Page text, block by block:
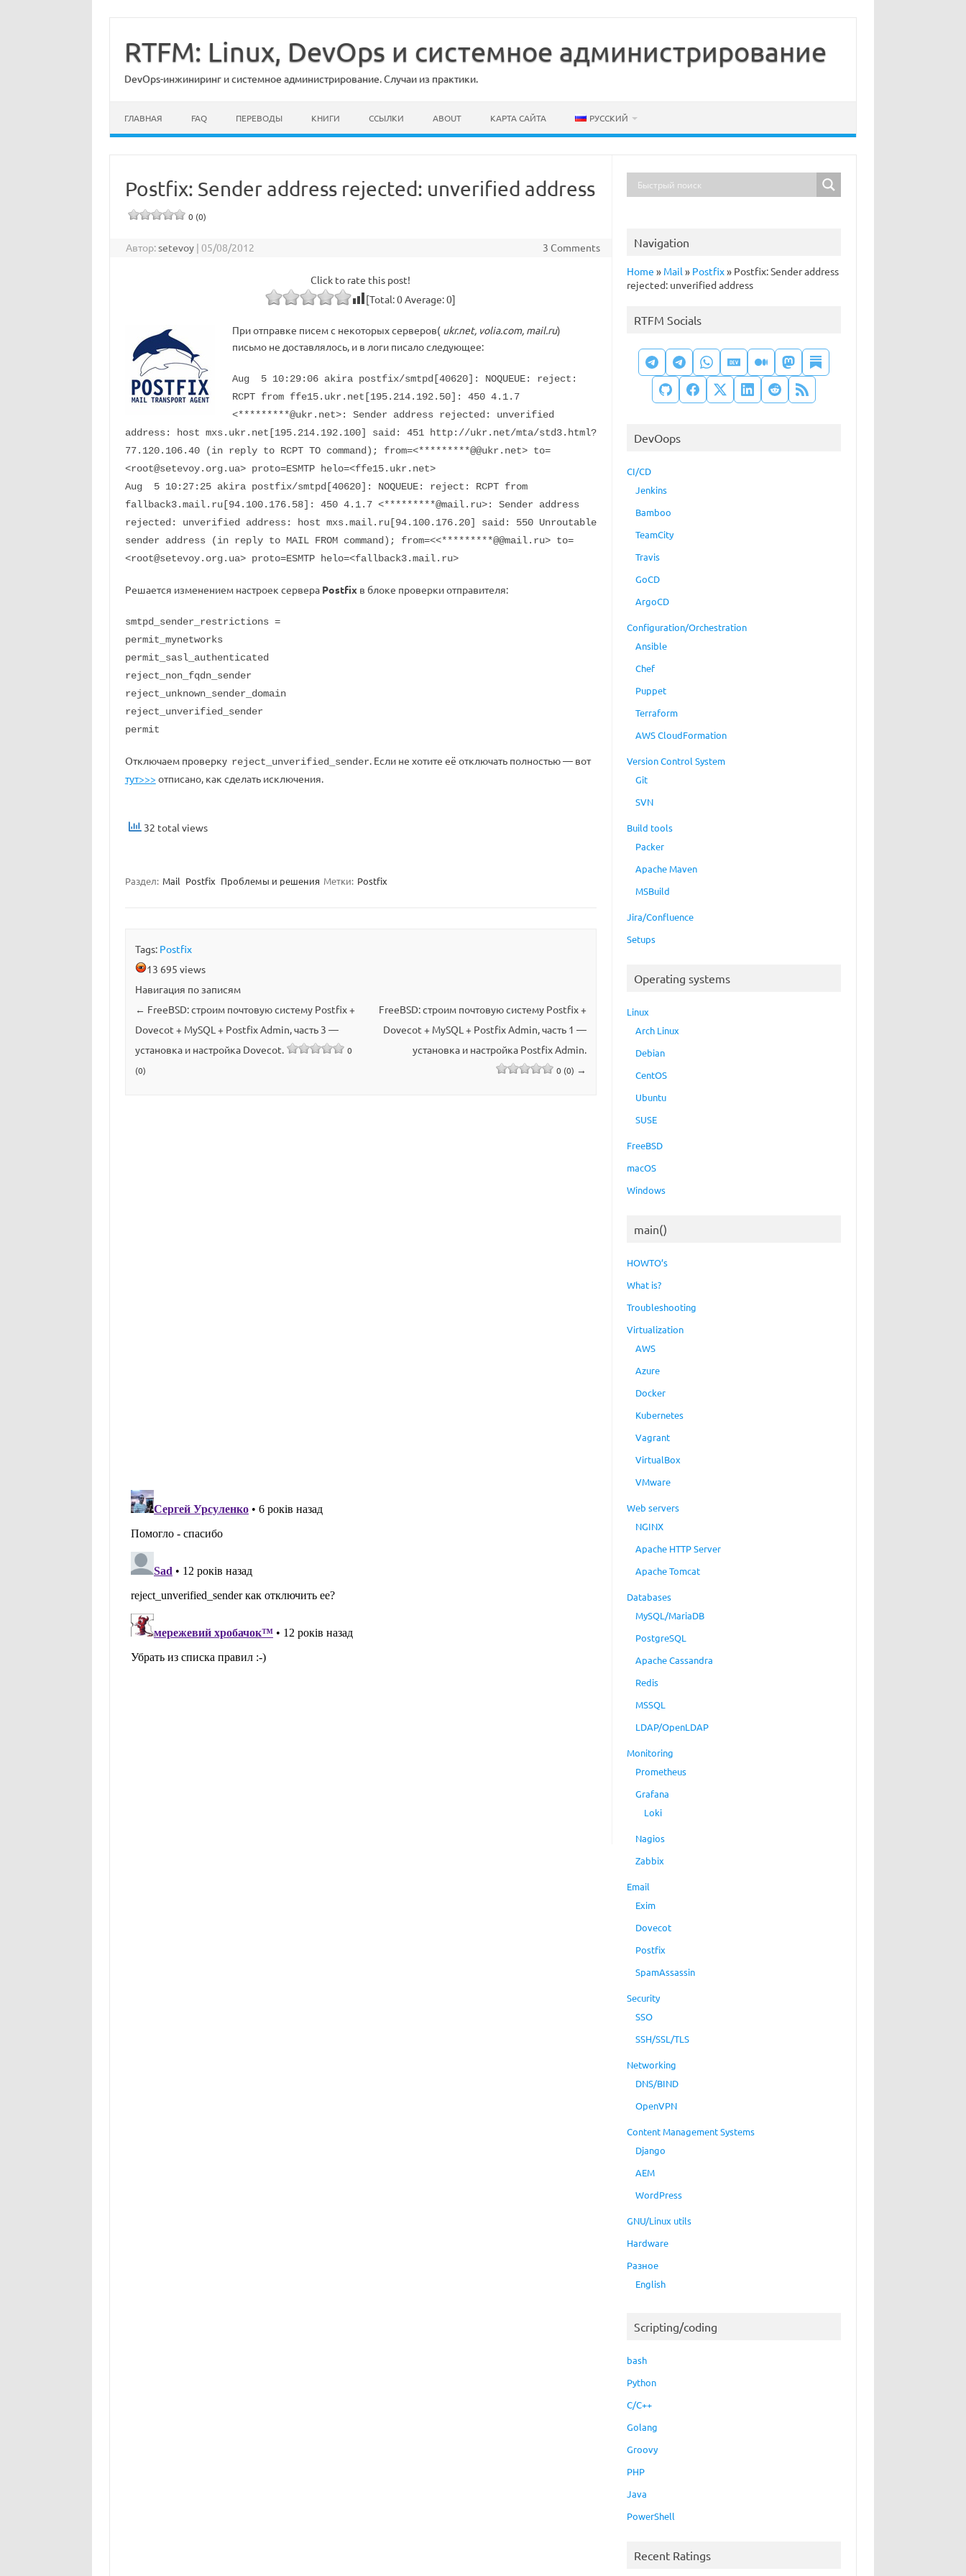
содержимому
RTFM: Linux, DevOps и системное администрирование
DevOps-инжиниринг и системное администрирование. Случаи из практики.
ГЛАВНАЯ FAQ ПЕРЕВОДЫ КНИГИ ССЫЛКИ ABOUT КАРТА САЙТА РУССКИЙ
Postfix: Sender address rejected: unverified address
0 (0)
Автор:setevoy | 05/08/2012 3 Comments
Click to rate this post!
[Total:0Average:0]
При отправке писем с некоторых серверов( ukr.net, volia.com, mail.ru)
письмо не доставлялось, и в логи писало следующее:
Aug 5 10:29:06 akira postfix/smtpd[40620]: NOQUEUE: reject:
RCPT from ffe15.ukr.net[195.214.192.50]: 450 4.1.7
<*********@ukr.net>: Sender address rejected: unverified
address: host mxs.ukr.net[195.214.192.100] said: 451 http://ukr.net/mta/std3.html?
77.120.106.40 (in reply to RCPT TO command); from=<*********@@ukr.net> to=
<root@setevoy.org.ua> proto=ESMTP helo=<ffe15.ukr.net>
Aug 5 10:27:25 akira postfix/smtpd[40620]: NOQUEUE: reject: RCPT from
fallback3.mail.ru[94.100.176.58]: 450 4.1.7 <*********@mail.ru>: Sender address
rejected: unverified address: host mxs.mail.ru[94.100.176.20] said: 550 Unroutable
sender address (in reply to MAIL FROM command); from=<<*********@@mail.ru> to=
<root@setevoy.org.ua> proto=ESMTP helo=<fallback3.mail.ru>
Решается изменением настроек сервера Postfix в блоке проверки отправителя:
smtpd_sender_restrictions =
permit_mynetworks
permit_sasl_authenticated
reject_non_fqdn_sender
reject_unknown_sender_domain
reject_unverified_sender
permit
Отключаем проверку reject_unverified_sender. Если не хотите её отключать полностью — вот
тут>>> отписано, как сделать исключения.
32 total views
Раздел: Mail Postfix Проблемы и решения Метки: Postfix
Tags: Postfix
13 695 views
Навигация по записям
← FreeBSD: строим почтовую систему Postfix +
Dovecot + MySQL + Postfix Admin, часть 3 —
установка и настройка Dovecot.
0
(0)
FreeBSD: строим почтовую систему Postfix +
Dovecot + MySQL + Postfix Admin, часть 1 —
установка и настройка Postfix Admin.
0 (0) →
Navigation
Home » Mail » Postfix» Postfix: Sender address
rejected: unverified address
RTFM Socials
DevOops
CI/CD
Jenkins
Bamboo
TeamCity
Travis
GoCD
ArgoCD
Configuration/Orchestration
Ansible
Chef
Puppet
Terraform
AWS CloudFormation
Version Control System
Git
SVN
Build tools
Packer
Apache Maven
MSBuild
Jira/Confluence
Setups
Operating systems
Linux
Arch Linux
Debian
CentOS
Ubuntu
SUSE
FreeBSD
macOS
Windows
main()
HOWTO’s
What is?
Troubleshooting
Virtualization
AWS
Azure
Docker
Kubernetes
Vagrant
VirtualBox
VMware
Web servers
NGINX
Apache HTTP Server
Apache Tomcat
Databases
MySQL/MariaDB
PostgreSQL
Apache Cassandra
Redis
MSSQL
LDAP/OpenLDAP
Monitoring
Prometheus
Grafana
Loki
Nagios
Zabbix
Email
Exim
Dovecot
Postfix
SpamAssassin
Security
SSO
SSH/SSL/TLS
Networking
DNS/BIND
OpenVPN
Content Management Systems
Django
AEM
WordPress
GNU/Linux utils
Hardware
Разное
English
Scripting/coding
bash
Python
C/C++
Golang
Groovy
PHP
Java
PowerShell
Recent Ratings